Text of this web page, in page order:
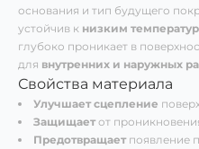
основания и тип будущего
устойчив к низким
глубоко проникает в
для внутренних и наружных
Свойства материала
Улучшает сцепление
Защищаетот
Предотвращаетпоявление